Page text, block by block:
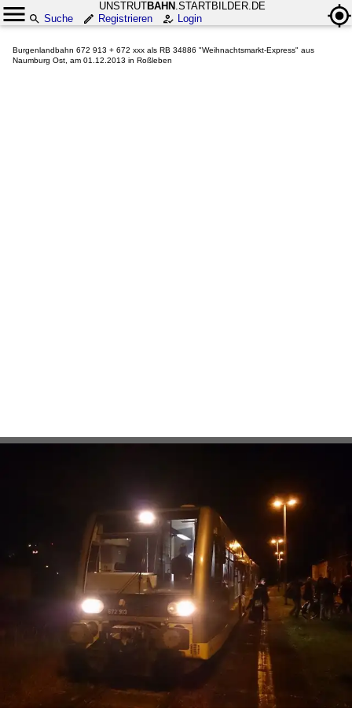
UNSTRUTBAHN .STARTBILDER.DE
Suche
Registrieren Login
Burgenlandbahn 672 913 + 672 xxx als RB 34886 "Weihnachtsmarkt-Express" aus
Naumburg Ost, am 01.12.2013 in Roßleben